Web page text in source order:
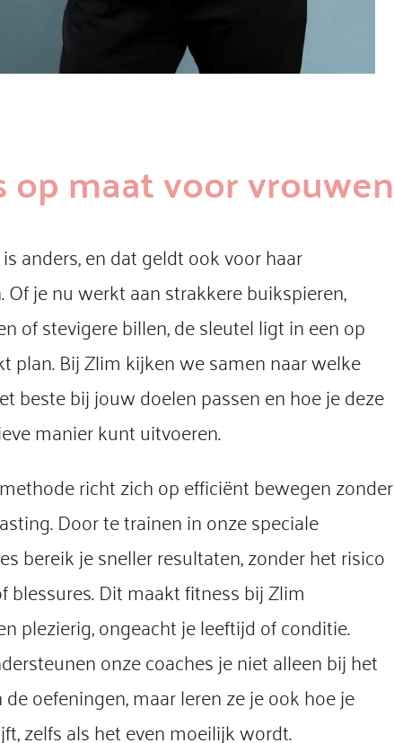
op maat voor vrouwen
anders, en dat geldt ook voor haar
Of je nu werkt aan strakkere buikspieren,
of stevigere billen, de sleutel ligt in een op
plan. Bij Zlim kijken we samen naar welke
beste bij jouw doelen passen en hoe je deze
manier kunt uitvoeren.
richt zich op efficiënt bewegen zonder
Door te trainen in onze speciale
bereik je sneller resultaten, zonder het risico
blessures. Dit maakt fitness bij Zlim
plezierig, ongeacht je leeftijd of conditie.
onze coaches je niet alleen bij het
oefeningen, maar leren ze je ook hoe je
zelfs als het even moeilijk wordt.